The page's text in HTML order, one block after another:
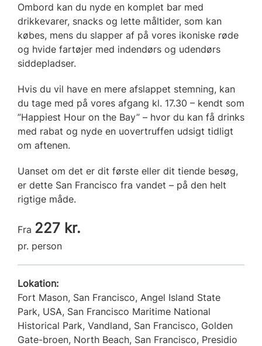
Ombord kan du nyde en komplet bar med
drikkevarer, snacks og lette måltider, som kan
købes, mens du slapper af på vores ikoniske røde
og hvide fartøjer med indendørs og udendørs
siddepladser.
Hvis du vil have en mere afslappet stemning, kan
du tage med på vores afgang kl. 17.30 – kendt som
”Happiest Hour on the Bay” – hvor du kan få drinks
med rabat og nyde en uovertruffen udsigt tidligt
om aftenen.
Uanset om det er dit første eller dit tiende besøg,
er dette San Francisco fra vandet – på den helt
rigtige måde.
Fra 227 kr.
pr. person
Lokation:
Fort Mason, San Francisco, Angel Island State
Park, USA, San Francisco Maritime National
Historical Park, Vandland, San Francisco, Golden
Gate-broen, North Beach, San Francisco, Presidio